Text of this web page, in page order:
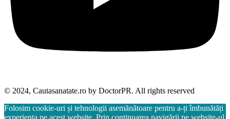
© 2024, Cautasanatate.ro by DoctorPR. All rights reserved
Folosim cookie-uri și tehnologii asemănătoare pentru a-ți îmbunătăți
experiența pe acest website. Prin continuarea navigării pe website-ul